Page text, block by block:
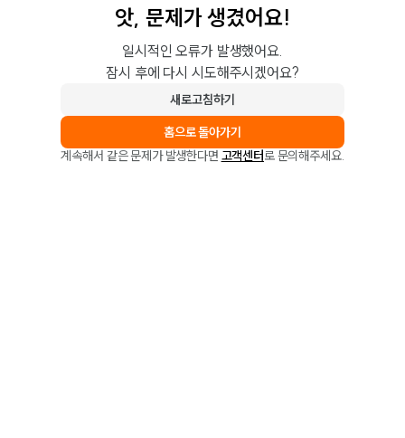
앗, 문제가 생겼어요!
일시적인 오류가 발생했어요.
잠시 후에 다시 시도해주시겠어요?
새로고침하기
홈으로 돌아가기
계속해서 같은 문제가 발생한다면 고객센터로 문의해주세요.